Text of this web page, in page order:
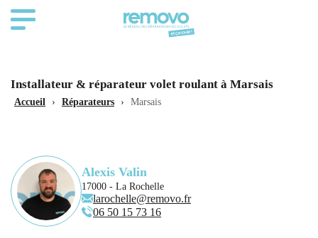
Installateur & réparateur volet roulant à Marsais
Accueil › Réparateurs › Marsais
Alexis Valin
17000 - La Rochelle
larochelle@removo.fr
06 50 15 73 16